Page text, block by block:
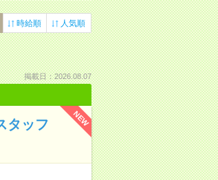
時給順 人気順
掲載日：2026.08.07
NEW
タッフ